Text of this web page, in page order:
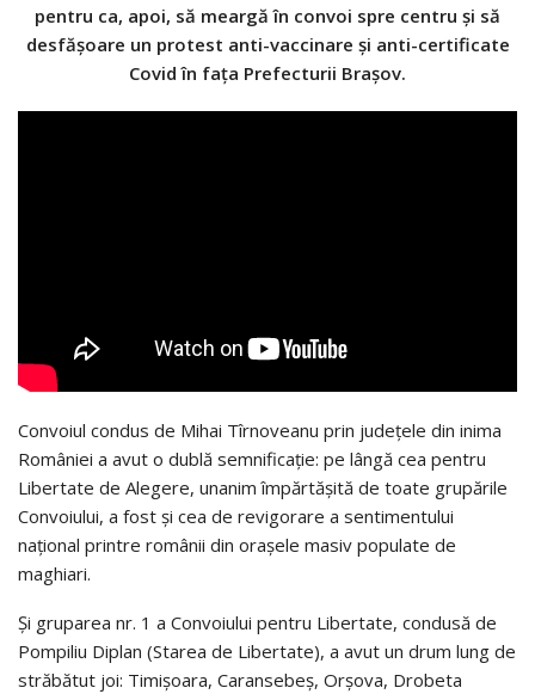
pentru ca, apoi, să meargă în convoi spre centru și să
desfășoare un protest anti-vaccinare și anti-certificate
Covid în fața Prefecturii Brașov.
Convoiul condus de Mihai Tîrnoveanu prin județele din inima
României a avut o dublă semnificație: pe lângă cea pentru
Libertate de Alegere, unanim împărtășită de toate grupările
Convoiului, a fost și cea de revigorare a sentimentului
național printre românii din orașele masiv populate de
maghiari.
Și gruparea nr. 1 a Convoiului pentru Libertate, condusă de
Pompiliu Diplan (Starea de Libertate), a avut un drum lung de
străbătut joi: Timișoara, Caransebeș, Orșova, Drobeta